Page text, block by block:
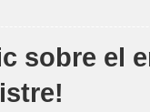
sobre el